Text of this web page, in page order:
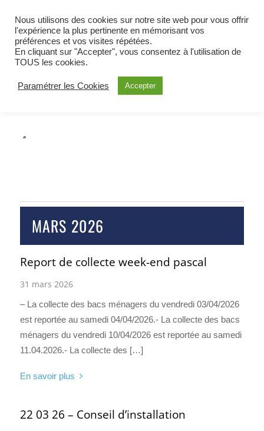
BIENVENUE À OETING
COMMUNE DE MOSELLE EST
ALERTE
MARS 2026
Report de collecte week-end pascal
31 mars 2026
– La collecte des bacs ménagers du vendredi 03/04/2026
est reportée au samedi 04/04/2026.- La collecte des bacs
ménagers du vendredi 10/04/2026 est reportée au samedi
11.04.2026.- La collecte des […]
En savoir plus
22 03 26 – Conseil d’installation
Nous utilisons des cookies sur notre site web pour vous offrir
l'expérience la plus pertinente en mémorisant vos
préférences et vos visites répétées.
En cliquant sur "Accepter", vous consentez à l'utilisation de
TOUS les cookies.
Paramétrer les Cookies Accepter